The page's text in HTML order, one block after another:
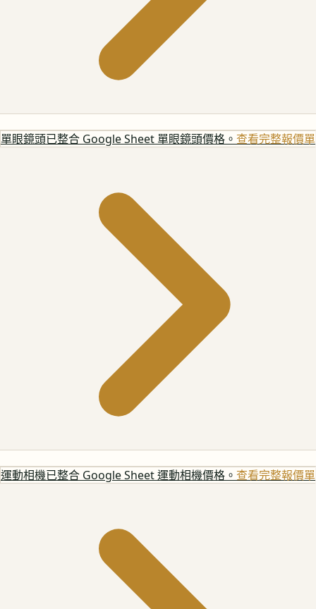
單眼鏡頭已整合 Google Sheet 單眼鏡頭價格。 查看完整報價單
運動相機已整合 Google Sheet 運動相機價格。 查看完整報價單